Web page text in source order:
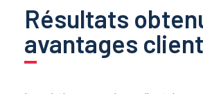
Résultats
avantages